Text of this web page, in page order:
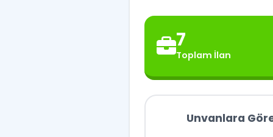
7
Toplam İlan
Unvanlara